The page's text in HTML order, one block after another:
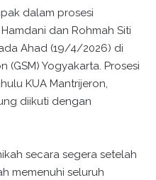
dalam prosesi
dan Rohmah Siti
Ahad (19/4/2026) di
(GSM) Yogyakarta. Prosesi
KUA Mantrijeron,
diikuti dengan
secara segera setelah
memenuhi seluruh